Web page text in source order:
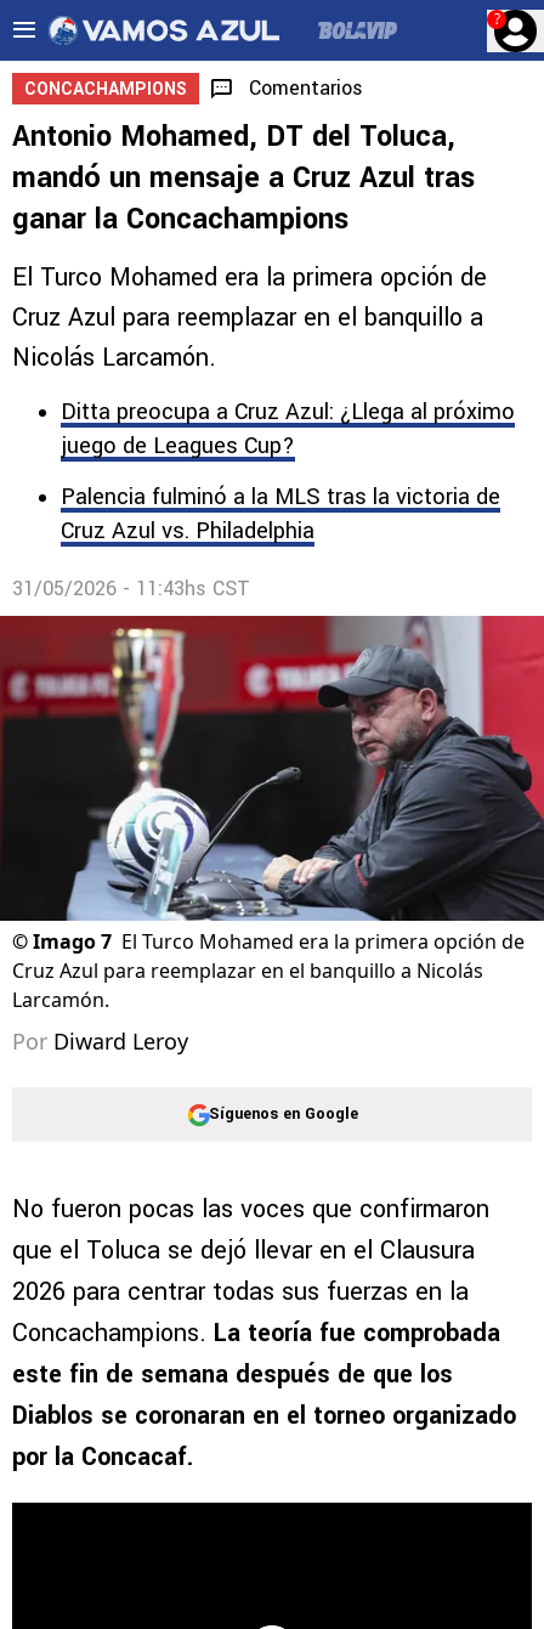
?
CONCACHAMPIONS Comentarios
Antonio Mohamed, DT del Toluca,
mandó un mensaje a Cruz Azul tras
ganar la Concachampions
El Turco Mohamed era la primera opción de
Cruz Azul para reemplazar en el banquillo a
Nicolás Larcamón.
Ditta preocupa a Cruz Azul: ¿Llega al próximo
juego de Leagues Cup?
Palencia fulminó a la MLS tras la victoria de
Cruz Azul vs. Philadelphia
31/05/2026 - 11:43hs CST
©Imago 7 El Turco Mohamed era la primera opción de
Cruz Azul para reemplazar en el banquillo a Nicolás
Larcamón.
Por Diward Leroy
Síguenos en Google
No fueron pocas las voces que confirmaron
que el Toluca se dejó llevar en el Clausura
2026 para centrar todas sus fuerzas en la
Concachampions. La teoría fue comprobada
este fin de semana después de que los
Diablos se coronaran en el torneo organizado
por la Concacaf.